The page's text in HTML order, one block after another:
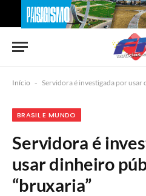
Início - Servidora é investigada por
BRASIL E MUNDO
Servidora é
usar dinheiro
“bruxaria”